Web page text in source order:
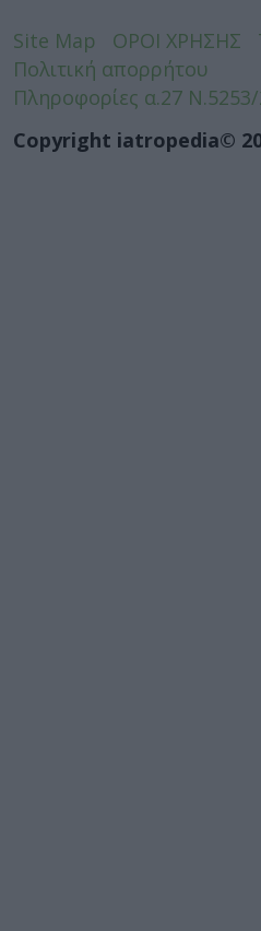
Site Map ΟΡΟΙ ΧΡΗΣΗΣ
Πολιτική απορρήτου
Πληροφορίες α.27
Copyright iatropedia©